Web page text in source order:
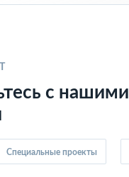
с нашими
Специальные проекты